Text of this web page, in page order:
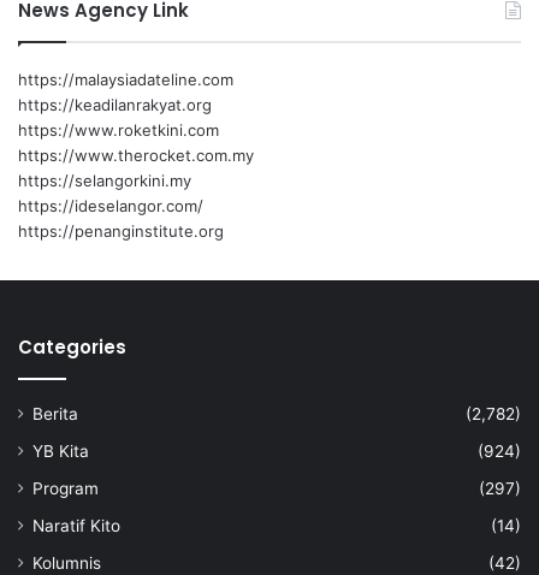
News Agency Link
https://malaysiadateline.com
https://keadilanrakyat.org
https://www.roketkini.com
https://www.therocket.com.my
https://selangorkini.my
https://ideselangor.com/
https://penanginstitute.org
Categories
Berita
(2,782)
YB Kita
(924)
Program
(297)
Naratif Kito
(14)
Kolumnis
(42)